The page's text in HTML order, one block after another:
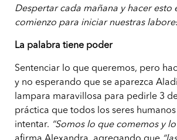
Despertar cada mañana y hacer esto
comienzo para iniciar nuestras
La palabra tiene poder
Sentenciar lo que queremos, pero
y no esperando que se aparezca
lampara maravillosa para pedirle 3
práctica que todos los seres
intentar. “Somos lo que comemos y